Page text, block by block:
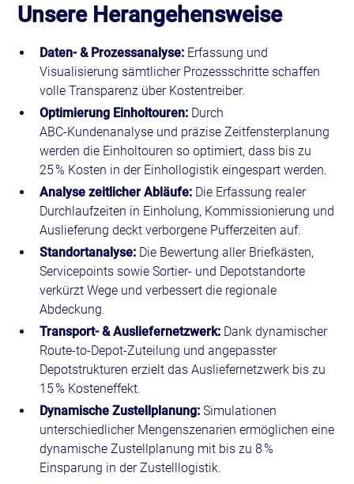
Unsere Herangehensweise
Daten‑ & Prozessanalyse: Erfassung und
Visualisierung sämtlicher Prozessschritte schaffen
volle Transparenz über Kostentreiber.
Optimierung Einholtouren: Durch
ABC‑Kundenanalyse und präzise Zeitfensterplanung
werden die Einholtouren so optimiert, dass bis zu
25 % Kosten in der Einhollogistik eingespart werden.
Analyse zeitlicher Abläufe: Die Erfassung realer
Durchlaufzeiten in Einholung, Kommissionierung und
Auslieferung deckt verborgene Pufferzeiten auf.
Standortanalyse: Die Bewertung aller Briefkästen,
Servicepoints sowie Sortier‑ und Depotstandorte
verkürzt Wege und verbessert die regionale
Abdeckung.
Transport‑ & Ausliefernetzwerk: Dank dynamischer
Route‑to‑Depot‑Zuteilung und angepasster
Depotstrukturen erzielt das Ausliefernetzwerk bis zu
15 % Kosteneffekt.
Dynamische Zustellplanung:Simulationen
unterschiedlicher Mengenszenarien ermöglichen eine
dynamische Zustellplanung mit bis zu 8 %
Einsparung in der Zustelllogistik.